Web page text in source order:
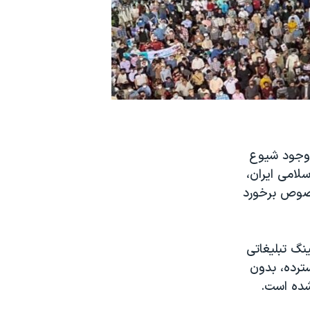
وجود شیوع
اسلامی ایران،
برخورد
تبلیغاتی
بدون
شده است.